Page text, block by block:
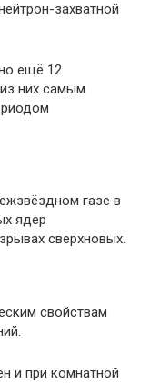
захватной
ещё 12
них самым
газе в
ядер
сверхновых.
свойствам
и при комнатной